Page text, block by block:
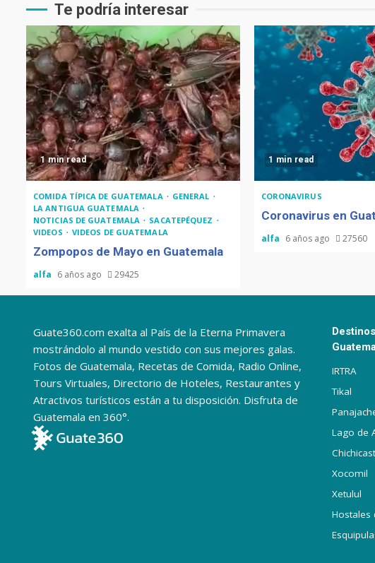
Te podría interesar
1 min read
COMIDA TÍPICA DE GUATEMALA
GENERAL
LA ANTIGUA GUATEMALA
NOTICIAS DE GUATEMALA
SACATEPÉQUEZ
VIDEOS
VIDEOS DE GUATEMALA
Zompopos de Mayo en Guatemala
alfa 6 años ago 29425
1 min read
CORONAVIRUS
Coronavirus en
alfa 6 años ago 27560
Guate360.com exalta al País de la Eterna Primavera
mostrándolo al mundo vestido con sus mejores galas.
Fotos de Guatemala, Recetas de Comida, Radio Online,
Tours Virtuales, Directorio de Hoteles, Restaurantes y
Atractivos turísticos están a tu disposición. Disfruta de
Guatemala en 360°.
IRTRA
Tikal
Lago de
Xocomil
Xetulul
Hostales